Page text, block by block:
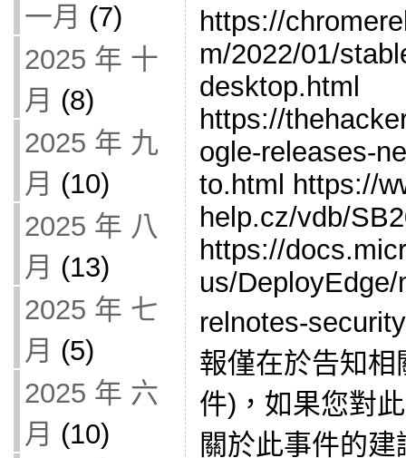
一月 (7)
2025 年 十
月 (8)
2025 年 九
月 (10)
2025 年 八
月 (13)
2025 年 七
月 (5)
2025 年 六
月 (10)
https://
m/2022/01/
desktop.html
https://
ogle-releases-
to.html https://
help.cz/vdb/
https://
us/
relnotes-
報僅在於告知
件)，如果您對
關於此事件的